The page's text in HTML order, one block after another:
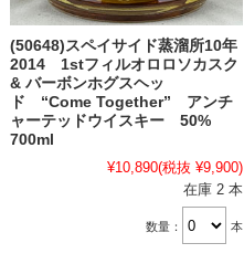
(50648)スペイサイド蒸溜所10年
2014 1stフィルオロロソカスク
& バーボンホグスヘッ
ド “Come Together” アンチ
ャーテッドウイスキー 50%
700ml
¥10,890(税抜 ¥9,900)
在庫 2 本
数量： 本